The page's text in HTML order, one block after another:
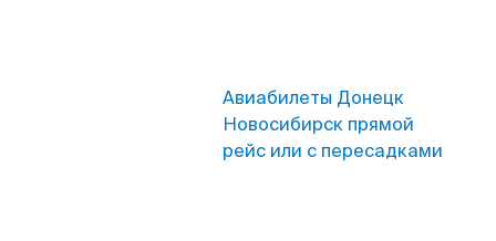
Авиабилеты Донецк
Новосибирск прямой
рейс или с пересадками